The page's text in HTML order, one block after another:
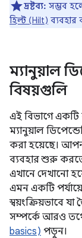
দ্রষ্টব্য: সম্ভব
হিল্ট (Hilt) ব্যবহার
ম্যানুয়াল
বিষয়গুলি
এই বিভাগে একটি
ম্যানুয়াল
করা হয়েছে।
ব্যবহার শুরু
এখানে দেখানো
এমন একটি
স্বয়ংক্রিয়ভাবে
সম্পর্কে আরও
basics) পড়ুন।